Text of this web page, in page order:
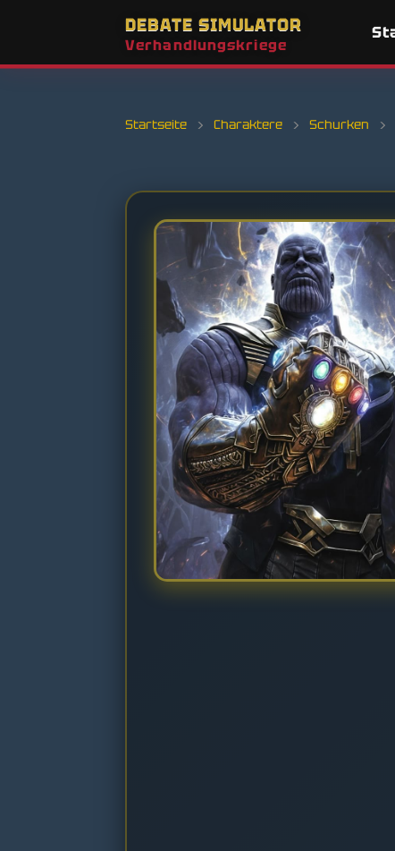
DEBATE SIMULATOR
Verhandlungskriege
Startseite › Charaktere › Schurken ›